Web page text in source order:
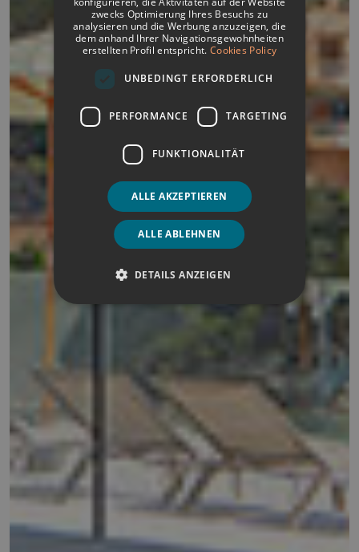
FRENCH
GERMAN
ENGLISH
zwecks Optimierung Ihres Besuchs zu
analysieren und die Werbung anzuzeigen, die
dem anhand Ihrer Navigationsgewohnheiten
erstellten Profil entspricht. Cookies Policy
UNBEDINGT ERFORDERLICH
PERFORMANCE TARGETING
FUNKTIONALITÄT
ALLE AKZEPTIEREN
ALLE ABLEHNEN
DETAILS ANZEIGEN